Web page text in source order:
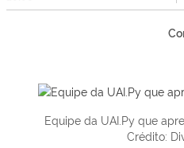
Equipe da UAI.Py que
Crédito: